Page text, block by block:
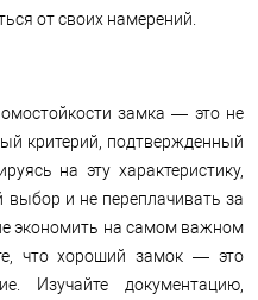
от своих намерений.
замка — это не
критерий, подтвержденный
на эту характеристику,
и не переплачивать за
экономить на самом важном
что хороший замок — это
Изучайте документацию,